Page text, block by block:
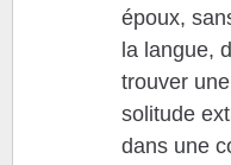
époux,
la langue,
trouver
solitude
dans une